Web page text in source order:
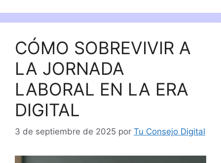
CÓMO SOBREVIVIR A
LA JORNADA
LABORAL EN LA ERA
DIGITAL
3 de septiembre de 2025 por Tu Consejo Digital